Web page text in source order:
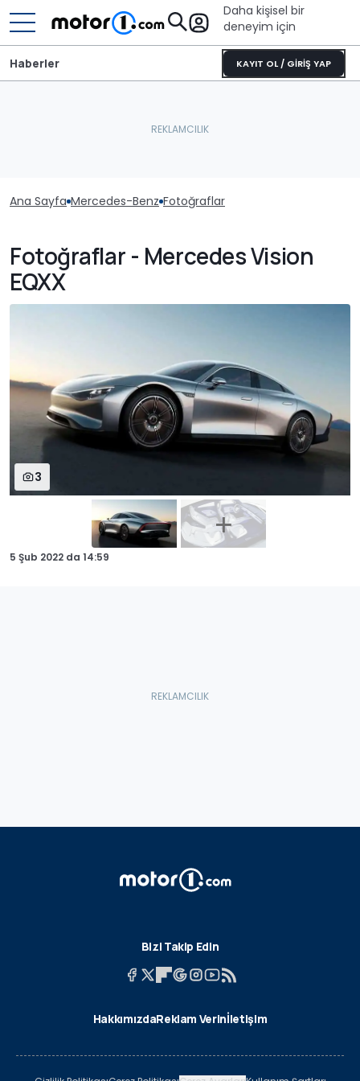
Daha kişisel bir
deneyim için
KAYIT OL / GİRİŞ YAP
Haberler
Ana Sayfa Mercedes-Benz Fotoğraflar
Fotoğraflar - Mercedes Vision
EQXX
3
5 Şub 2022 da 14:59
Bizi Takip Edin
HakkımızdaReklam Verinİletişim